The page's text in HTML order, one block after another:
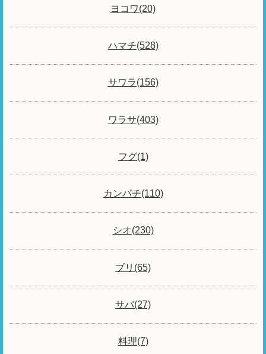
ヨコワ(20)
ハマチ(528)
サワラ(156)
ワラサ(403)
フグ(1)
カンパチ(110)
シオ(230)
ブリ(65)
サバ(27)
料理(7)